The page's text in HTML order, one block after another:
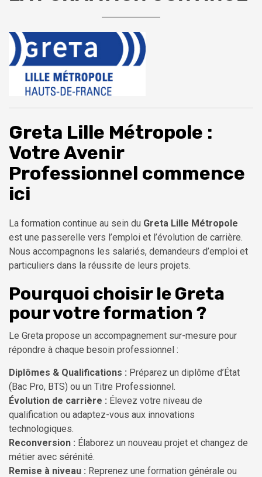
Greta Lille Métropole :
Votre Avenir
Professionnel commence
ici
La formation continue au sein du Greta Lille Métropole
est une passerelle vers l’emploi et l’évolution de carrière.
Nous accompagnons les salariés, demandeurs d’emploi et
particuliers dans la réussite de leurs projets.
Pourquoi choisir le Greta
pour votre formation ?
Le Greta propose un accompagnement sur-mesure pour
répondre à chaque besoin professionnel :
Diplômes & Qualifications : Préparez un diplôme d’État
(Bac Pro, BTS) ou un Titre Professionnel.
Évolution de carrière : Élevez votre niveau de
qualification ou adaptez-vous aux innovations
technologiques.
Reconversion : Élaborez un nouveau projet et changez de
métier avec sérénité.
Remise à niveau : Reprenez une formation générale ou